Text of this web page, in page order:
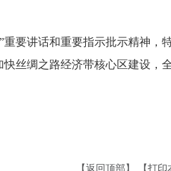
要讲话和重要指示批示精神，
丝绸之路经济带核心区建设，
【返回顶部】
【打印